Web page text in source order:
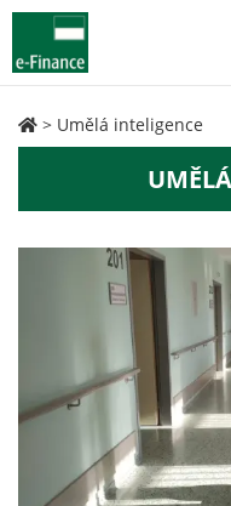
> Umělá inteligence